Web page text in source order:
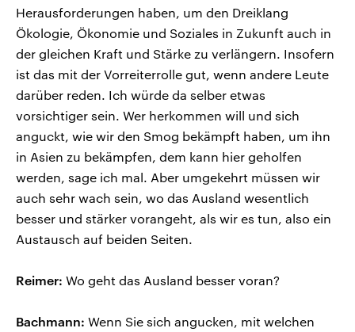
Herausforderungen haben, um den Dreiklang
Ökologie, Ökonomie und Soziales in Zukunft auch in
der gleichen Kraft und Stärke zu verlängern. Insofern
ist das mit der Vorreiterrolle gut, wenn andere Leute
darüber reden. Ich würde da selber etwas
vorsichtiger sein. Wer herkommen will und sich
anguckt, wie wir den Smog bekämpft haben, um ihn
in Asien zu bekämpfen, dem kann hier geholfen
werden, sage ich mal. Aber umgekehrt müssen wir
auch sehr wach sein, wo das Ausland wesentlich
besser und stärker vorangeht, als wir es tun, also ein
Austausch auf beiden Seiten.
Reimer: Wo geht das Ausland besser voran?
Bachmann: Wenn Sie sich angucken, mit welchen